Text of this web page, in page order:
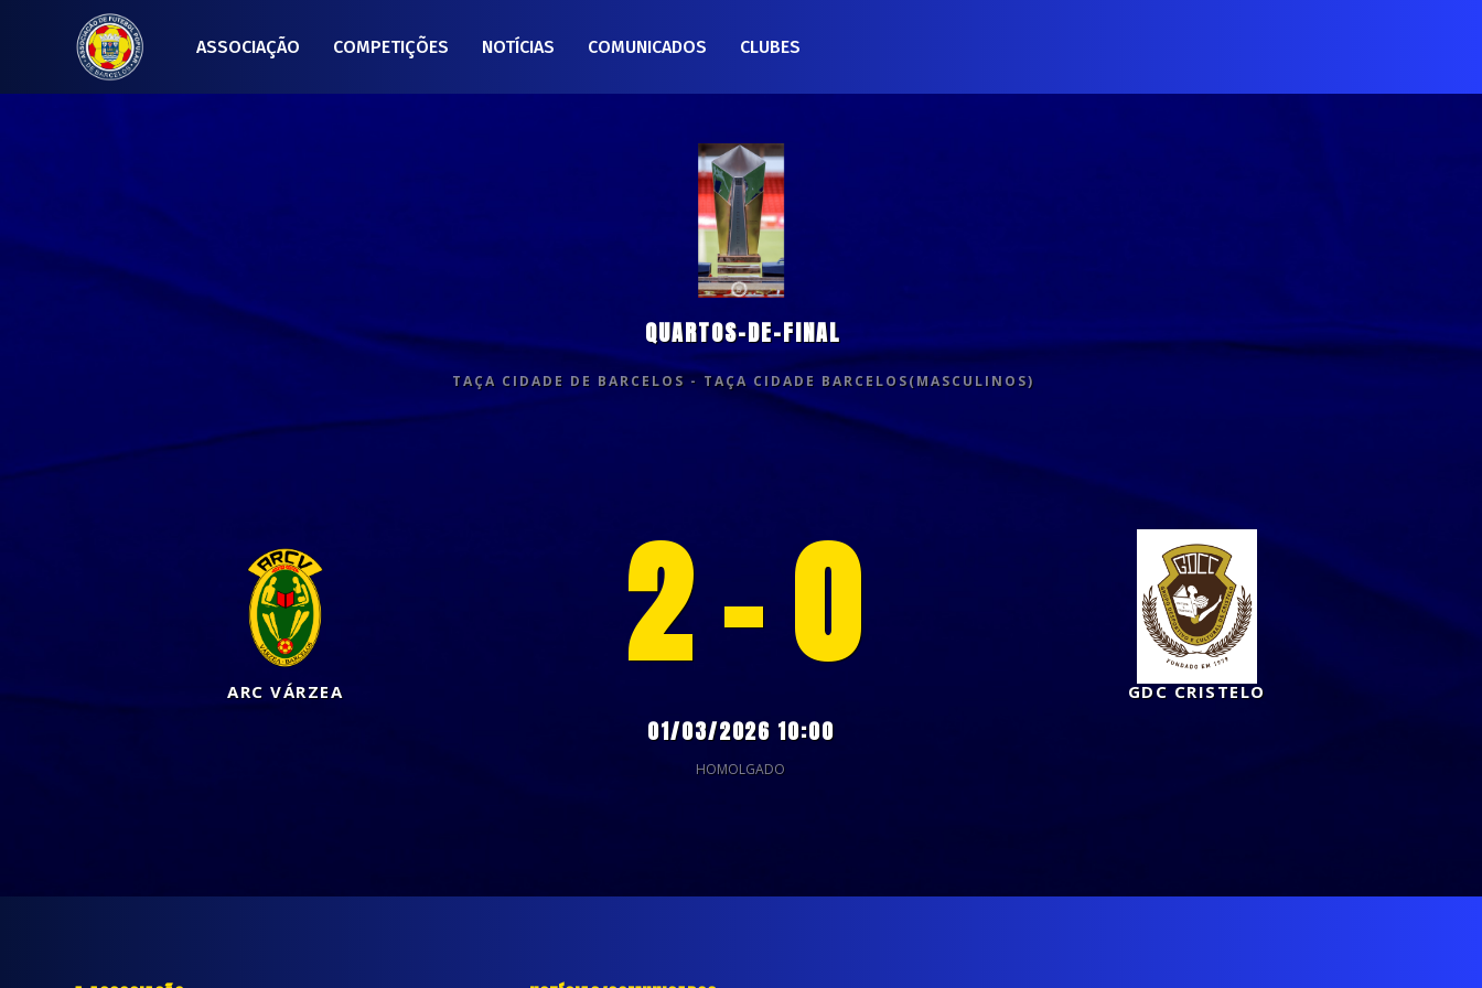
ASSOCIAÇÃO COMPETIÇÕES NOTÍCIAS COMUNICADOS CLUBES
QUARTOS-DE-FINAL
TAÇA CIDADE DE BARCELOS - TAÇA CIDADE BARCELOS(MASCULINOS)
ARC VÁRZEA 2 - 0
01/03/2026 10:00
HOMOLGADO
GDC CRISTELO